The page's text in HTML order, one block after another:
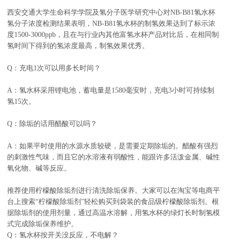
西安交通大学生命科学学院及氢分子医学研究中心对NB-B81氢水杯
氢分子浓度检测结果表明，NB-B81氢水杯的制氢效果达到了标示浓
度1500-3000ppb，且在与行业内其他富氢水杯产品对比后，在相同制
氢时间下得到的氢浓度最高，制氢效果优秀。
Q：充电1次可以用多长时间？
A：氢水杯采用锂电池，蓄电量是1580毫安时，充电3小时可持续制
氢15次。
Q：除垢的话用醋酸可以吗？
A：如果平时使用的水源水质较硬，是需要定期除垢的。醋酸有强烈
的刺激性气味，而且它的水溶液有弱酸性，能跟许多活泼金属、碱性
氧化物、碱等反应。
推荐使用柠檬酸除垢剂进行清洗除垢保养。大家可以在淘宝等电商平
台上搜索“柠檬酸除垢剂”轻松购买到袋装的食品级柠檬酸除垢剂。根
据除垢剂的使用剂量，通过高温水溶解，用氢水杯的绿灯长时制氢模
式完成除垢保养维护。
Q：氢水杯按开关没反应，不电解？